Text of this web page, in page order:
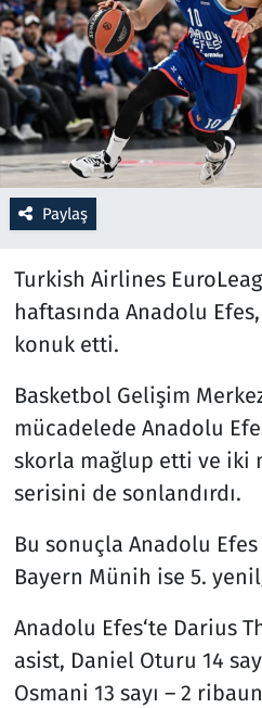
Paylaş
Turkish Airlines
haftasında Anadolu
konuk etti.
Basketbol Gelişim
mücadelede Anadolu
skorla mağlup etti ve iki
serisini de sonlandırdı.
Bu sonuçla Anadolu
Bayern Münih ise 5.
Anadolu Efes‘te Darius
asist, Daniel Oturu 14
Osmani 13 sayı – 2
Ramazan
Resmi İlanlar
Rüya Tabirleri
Sağlık
Savunma Sanayi
Seçim 2023
Teknoloji ve Bilim
Televizyon